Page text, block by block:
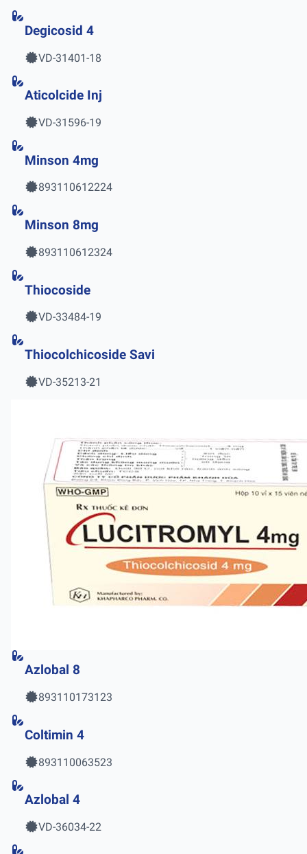
Degicosid 4
VD-31401-18
Aticolcide Inj
VD-31596-19
Minson 4mg
893110612224
Minson 8mg
893110612324
Thiocoside
VD-33484-19
Thiocolchicoside Savi
VD-35213-21
Azlobal 8
893110173123
Coltimin 4
893110063523
Azlobal 4
VD-36034-22